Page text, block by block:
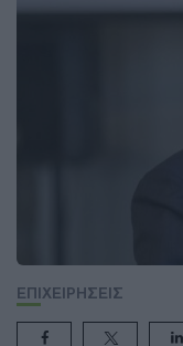
ΕΠΙΧΕΙΡΗΣΕΙΣ